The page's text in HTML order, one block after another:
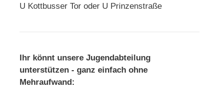
U Kottbusser Tor oder U Prinzenstraße
Ihr könnt unsere Jugendabteilung
unterstützen - ganz einfach ohne
Mehraufwand: